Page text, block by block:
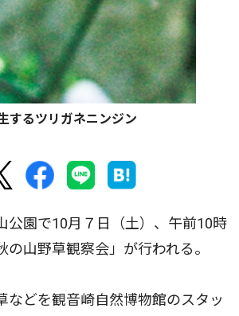
するツリガネニンジン
園で10月７日（土）、午前10時
の山野草観察会」が行われる。
どを観音崎自然博物館のスタッ